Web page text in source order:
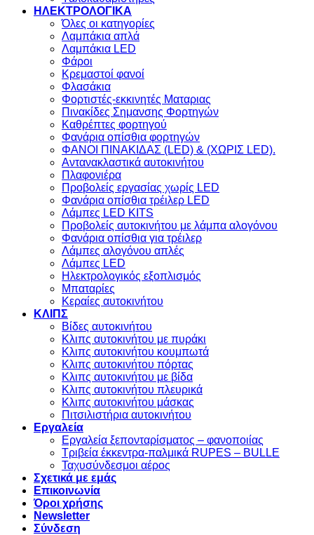
ΗΛΕΚΤΡΟΛΟΓΙΚΑ
Όλες οι κατηγορίες
Λαμπάκια απλά
Λαμπάκια LED
Φάροι
Κρεμαστοί φανοί
Φλασάκια
Φορτιστές-εκκινητές Ματαριας
Πινακίδες Σημανσης Φορτηγών
Kαθρέπτες φορτηγού
Φανάρια οπίσθια φορτηγών
ΦΑΝΟΙ ΠΙΝΑΚΙΔΑΣ (LED) & (XΩΡΙΣ LED).
Aντανακλαστικά αυτοκινήτου
Πλαφονιέρα
Προβολείς εργασίας χωρίς LED
Φανάρια οπίσθια τρέιλερ LED
Λάμπες LED KITS
Προβολείς αυτοκινήτου με λάμπα αλογόνου
Φανάρια οπίσθια για τρέιλερ
Λάμπες αλογόνου απλές
Λάμπες LED
Ηλεκτρολογικός εξοπλισμός
Μπαταρίες
Κεραίες αυτοκινήτου
ΚΛΙΠΣ
Βίδες αυτοκινήτου
Kλιπς αυτοκινήτου με πυράκι
Kλιπς αυτοκινήτου κουμπωτά
Κλιπς αυτοκινήτου πόρτας
Κλιπς αυτοκινήτου με βίδα
Kλιπς αυτοκινήτου πλευρικά
Kλιπς αυτοκινήτου μάσκας
Πιτσιλιστήρια αυτοκινήτου
Εργαλεία
Εργαλεία ξεπονταρίσματος – φανοποιίας
Τριβεία έκκεντρα-παλμικά RUPES – BULLE
Ταχυσύνδεσμοι αέρος
Σχετικά με εμάς
Επικοινωνία
Όροι χρήσης
Newsletter
Σύνδεση